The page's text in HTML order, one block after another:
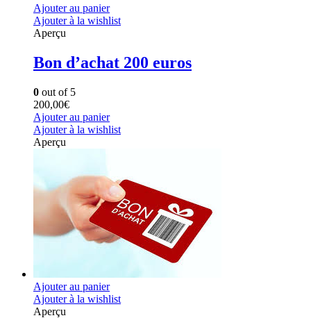
Ajouter au panier
Ajouter à la wishlist
Aperçu
Bon d’achat 200 euros
0 out of 5
200,00€
Ajouter au panier
Ajouter à la wishlist
Aperçu
Ajouter au panier
Ajouter à la wishlist
Aperçu